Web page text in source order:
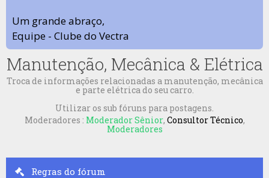
Um grande abraço,
Equipe - Clube do Vectra
Manutenção, Mecânica & Elétrica
Troca de informações relacionadas a manutenção, mecânica
e parte elétrica do seu carro.
Utilizar os sub fóruns para postagens.
Moderadores : Moderador Sênior, Consultor Técnico,
Moderadores
Regras do fórum